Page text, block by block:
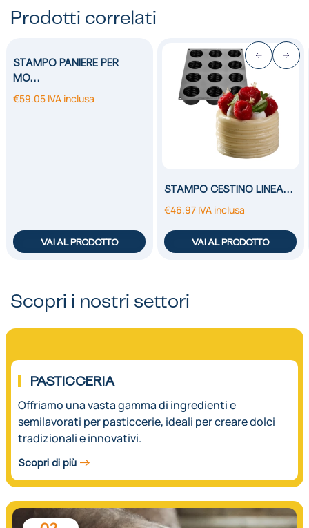
Prodotti correlati
STAMPO PANIERE PER
MO…
€59.05 IVA inclusa
VAI AL PRODOTTO
STAMPO CESTINO LINEA…
€46.97 IVA inclusa
VAI AL PRODOTTO
Scopri i nostri settori
01.
PASTICCERIA
Offriamo una vasta gamma di ingredienti e
semilavorati per pasticcerie, ideali per creare dolci
tradizionali e innovativi.
Scopri di più